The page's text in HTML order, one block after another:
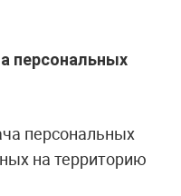
персональных
персональных
на территорию